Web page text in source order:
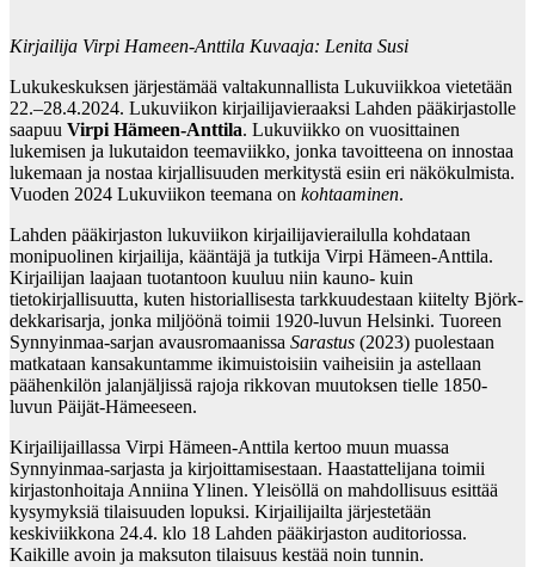
Kirjailija Virpi Hameen-Anttila Kuvaaja: Lenita Susi
Lukukeskuksen järjestämää valtakunnallista Lukuviikkoa vietetään
22.–28.4.2024. Lukuviikon kirjailijavieraaksi Lahden pääkirjastolle
saapuu Virpi Hämeen-Anttila. Lukuviikko on vuosittainen
lukemisen ja lukutaidon teemaviikko, jonka tavoitteena on innostaa
lukemaan ja nostaa kirjallisuuden merkitystä esiin eri näkökulmista.
Vuoden 2024 Lukuviikon teemana on kohtaaminen.
Lahden pääkirjaston lukuviikon kirjailijavierailulla kohdataan
monipuolinen kirjailija, kääntäjä ja tutkija Virpi Hämeen-Anttila.
Kirjailijan laajaan tuotantoon kuuluu niin kauno- kuin
tietokirjallisuutta, kuten historiallisesta tarkkuudestaan kiitelty Björk-
dekkarisarja, jonka miljöönä toimii 1920-luvun Helsinki. Tuoreen
Synnyinmaa-sarjan avausromaanissa Sarastus (2023) puolestaan
matkataan kansakuntamme ikimuistoisiin vaiheisiin ja astellaan
päähenkilön jalanjäljissä rajoja rikkovan muutoksen tielle 1850-
luvun Päijät-Hämeeseen.
Kirjailijaillassa Virpi Hämeen-Anttila kertoo muun muassa
Synnyinmaa-sarjasta ja kirjoittamisestaan. Haastattelijana toimii
kirjastonhoitaja Anniina Ylinen. Yleisöllä on mahdollisuus esittää
kysymyksiä tilaisuuden lopuksi. Kirjailijailta järjestetään
keskiviikkona 24.4. klo 18 Lahden pääkirjaston auditoriossa.
Kaikille avoin ja maksuton tilaisuus kestää noin tunnin.